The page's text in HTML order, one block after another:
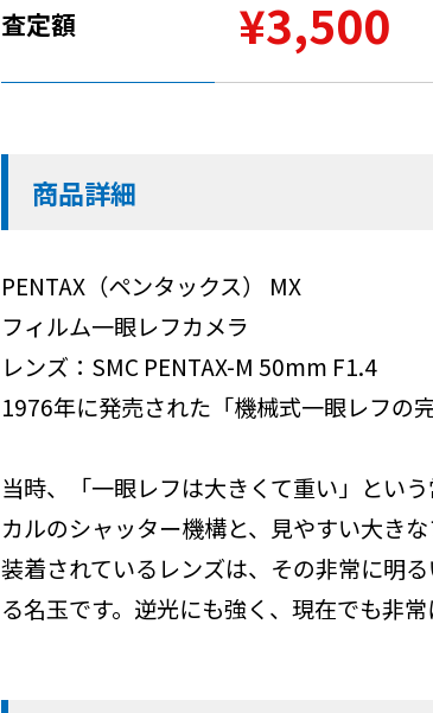
査定額 ¥3,500
商品詳細
PENTAX（ペンタックス） MX
フィルム一眼レフカメラ
レンズ：SMC PENTAX-M 50mm F1.4
1976年に発売された「機械式一眼レフの
当時、「一眼レフは大きくて重い」とい
カルのシャッター機構と、見やすい大き
装着されているレンズは、その非常に明
る名玉です。逆光にも強く、現在でも非常